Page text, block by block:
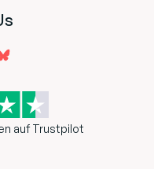
auf Trustpilot